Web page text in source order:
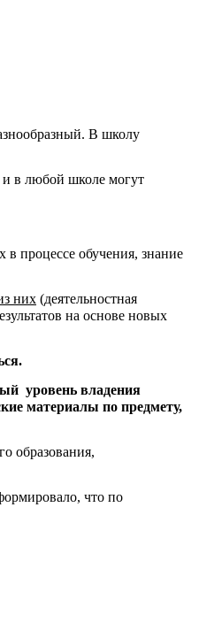
В школу
и в любой школе могут
процессе обучения, знание
них (деятельностная
на основе новых
уровень владения
материалы по предмету,
образования,
что по